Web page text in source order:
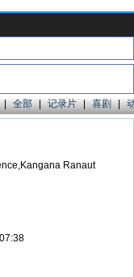
| 全部 | 记录片 | 喜剧 |
Ranaut